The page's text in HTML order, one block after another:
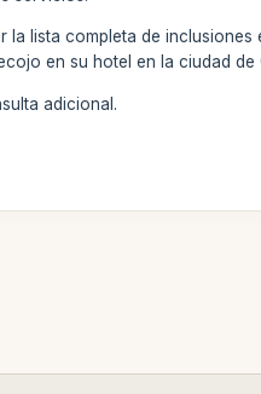
la lista completa de
en su hotel en la ciudad de
adicional.